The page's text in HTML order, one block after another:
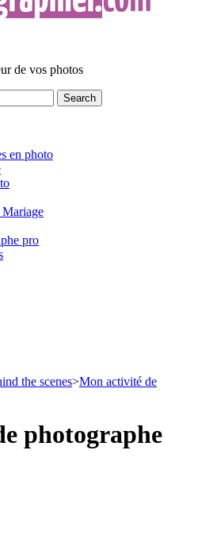
de vos photos
en photo
pro
the scenes>Mon activité de
photographe